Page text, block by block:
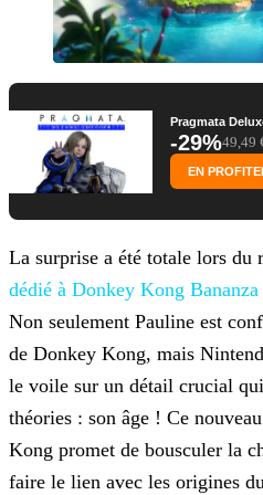
Pragmata
-29%49,49
EN
La surprise a été totale lors du
dédié à Donkey Kong Bananza
Non seulement Pauline est
de Donkey Kong, mais
le voile sur un détail crucial
théories : son âge ! Ce
Kong promet de bousculer la
faire le lien avec les origines